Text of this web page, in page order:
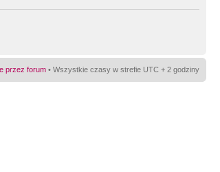
przez forum • Wszystkie czasy w strefie UTC + 2 godziny